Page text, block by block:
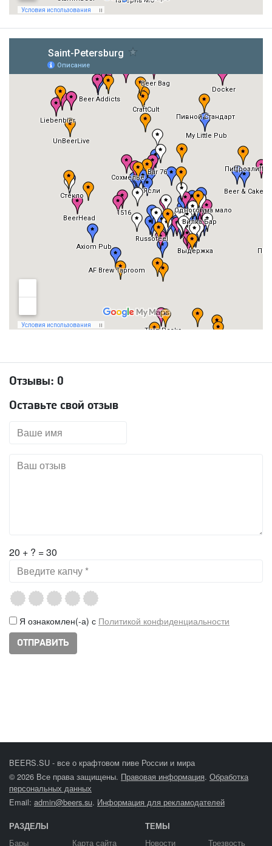
Отзывы: 0
Оставьте свой отзыв
20 + ? = 30
Я ознакомлен(-а) с Политикой конфиденциальности
BEERS.SU - все о крафтовом пиве России и мира
© 2026 Все права защищены. Правовая информация. Обработка
персональных данных
Email: admin@beers.su. Информация для рекламодателей
РАЗДЕЛЫ
Бары Карта сайта
ТЕМЫ
Новости Трезвость